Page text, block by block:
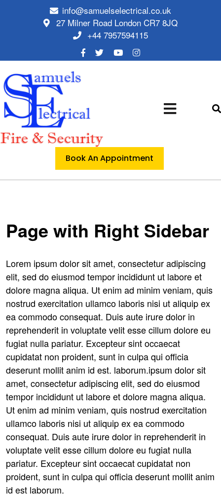
info@samuelselectrical.co.uk
27 Milner Road London CR7 8JQ
+44 7957594115
Book An Appointment
Page with Right Sidebar
Lorem ipsum dolor sit amet, consectetur adipiscing
elit, sed do eiusmod tempor incididunt ut labore et
dolore magna aliqua. Ut enim ad minim veniam, quis
nostrud exercitation ullamco laboris nisi ut aliquip ex
ea commodo consequat. Duis aute irure dolor in
reprehenderit in voluptate velit esse cillum dolore eu
fugiat nulla pariatur. Excepteur sint occaecat
cupidatat non proident, sunt in culpa qui officia
deserunt mollit anim id est. laborum.ipsum dolor sit
amet, consectetur adipiscing elit, sed do eiusmod
tempor incididunt ut labore et dolore magna aliqua.
Ut enim ad minim veniam, quis nostrud exercitation
ullamco laboris nisi ut aliquip ex ea commodo
consequat. Duis aute irure dolor in reprehenderit in
voluptate velit esse cillum dolore eu fugiat nulla
pariatur. Excepteur sint occaecat cupidatat non
proident, sunt in culpa qui officia deserunt mollit anim
id est laborum.